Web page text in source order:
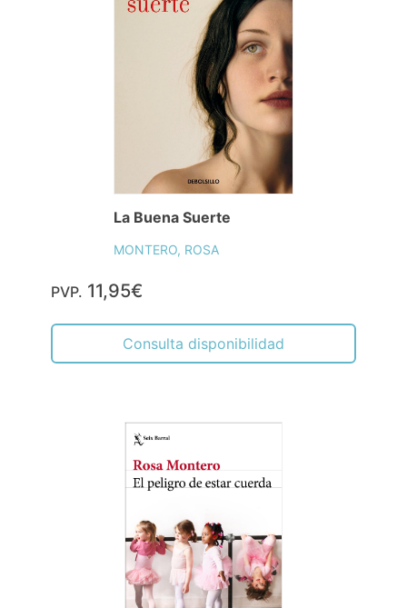
La Buena Suerte
MONTERO, ROSA
PVP. 11,95€
Consulta disponibilidad